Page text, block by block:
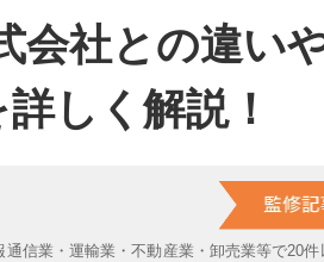
会社との違い
しく解説！
信業・運輸業・不動産業・卸売業等で20件